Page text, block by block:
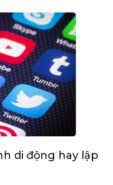
di động hay lập